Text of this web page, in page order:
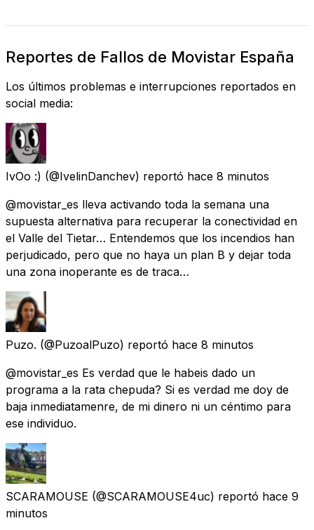
Reportes de Fallos de Movistar España
Los últimos problemas e interrupciones reportados en
social media:
IvOo :) (@IvelinDanchev) reportó hace 8 minutos
@movistar_es lleva activando toda la semana una
supuesta alternativa para recuperar la conectividad en
el Valle del Tietar… Entendemos que los incendios han
perjudicado, pero que no haya un plan B y dejar toda
una zona inoperante es de traca…
Puzo. (@PuzoalPuzo) reportó hace 8 minutos
@movistar_es Es verdad que le habeis dado un
programa a la rata chepuda? Si es verdad me doy de
baja inmediatamenre, de mi dinero ni un céntimo para
ese individuo.
SCARAMOUSE (@SCARAMOUSE4uc) reportó hace 9
minutos